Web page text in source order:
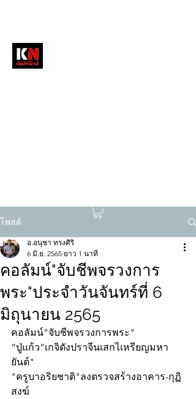
โพสต์
คอลัมน์"จับชีพจรวงการ
พระ"ประจำวันจันทร์ที่ 6
มิถุนายน 2565
อ.อนุชา ทรงศิริ
6 มิ.ย. 2565 ยาว 1 นาที
คอลัมน์"จับชีพจรวงการพระ"
“ปู่แก้ว”เกจิดังปราจีนเสกไเหรียญมหา
ยันต์"
"ครูบาอริยชาติ"ลงตรวจสร้างอาคาร-กุฏิ
สงฆ์